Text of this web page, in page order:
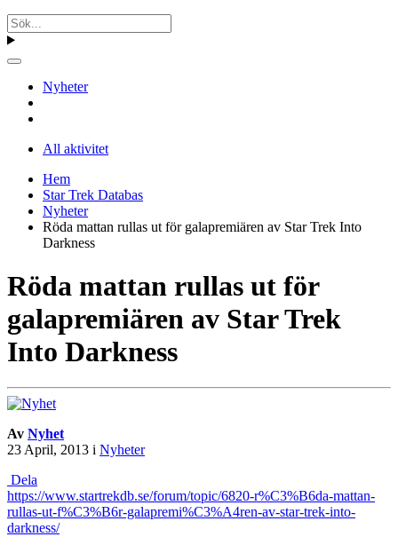
Nyheter
All aktivitet
Hem
Star Trek Databas
Nyheter
Röda mattan rullas ut för galapremiären av Star Trek Into
Darkness
Röda mattan rullas ut för
galapremiären av Star Trek
Into Darkness
Av Nyhet
23 April, 2013 i Nyheter
Dela
https://www.startrekdb.se/forum/topic/6820-r%C3%B6da-mattan-
rullas-ut-f%C3%B6r-galapremi%C3%A4ren-av-star-trek-into-
darkness/